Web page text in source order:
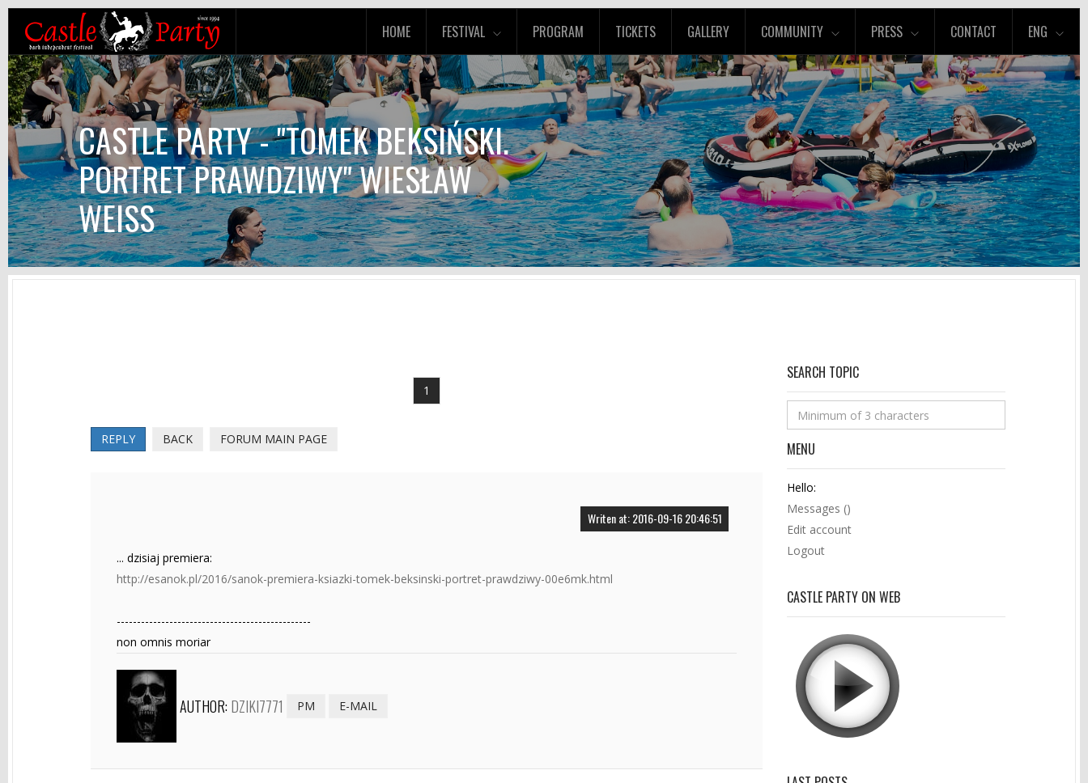
HOME FESTIVAL PROGRAM TICKETS GALLERY COMMUNITY PRESS CONTACT ENG
CASTLE PARTY - "TOMEK BEKSIŃSKI.
PORTRET PRAWDZIWY" WIESŁAW
WEISS
1
REPLY BACK FORUM MAIN PAGE
Writen at: 2016-09-16 20:46:51
... dzisiaj premiera:
http://esanok.pl/2016/sanok-premiera-ksiazki-tomek-beksinski-portret-prawdziwy-00e6mk.html
------------------------------------------------
non omnis moriar
AUTHOR: DZIKI7771 PM E-MAIL
SEARCH TOPIC
MENU
Hello:
Messages ()
Edit account
Logout
CASTLE PARTY ON WEB